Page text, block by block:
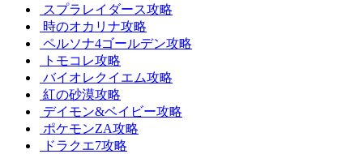
スプラレイダース攻略
時のオカリナ攻略
ペルソナ4ゴールデン攻略
トモコレ攻略
バイオレクイエム攻略
紅の砂漠攻略
デイモン&ベイビー攻略
ポケモンZA攻略
ドラクエ7攻略